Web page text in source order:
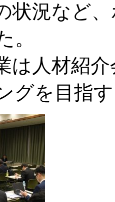
状況など
。
は人材紹
グを目指